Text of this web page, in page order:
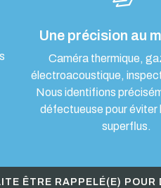
Une précision au
Caméra thermique,
électroacoustique,
Nous identifions
défectueuse pour éviter
superflus.
ÊTRE RAPPELÉ(E)